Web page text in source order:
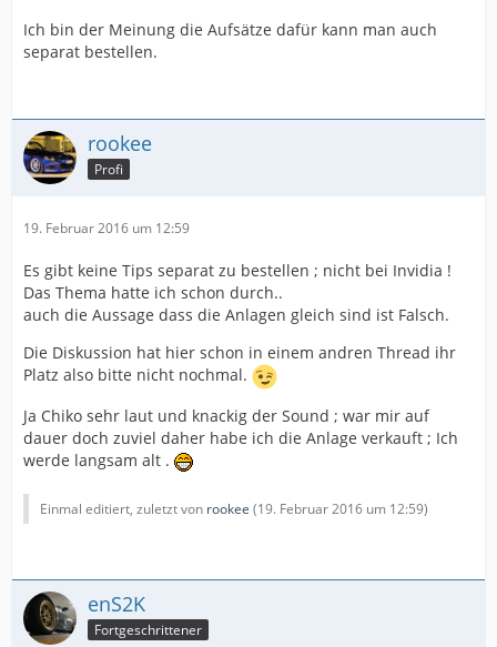
Ich bin der Meinung die Aufsätze dafür kann man auch
separat bestellen.
rookee
Profi
19. Februar 2016 um 12:59
Es gibt keine Tips separat zu bestellen ; nicht bei Invidia !
Das Thema hatte ich schon durch..
auch die Aussage dass die Anlagen gleich sind ist Falsch.
Die Diskussion hat hier schon in einem andren Thread ihr
Platz also bitte nicht nochmal.
Ja Chiko sehr laut und knackig der Sound ; war mir auf
dauer doch zuviel daher habe ich die Anlage verkauft ; Ich
werde langsam alt .
Einmal editiert, zuletzt von rookee (19. Februar 2016 um 12:59)
enS2K
Fortgeschrittener